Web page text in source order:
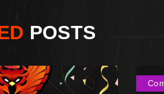
POSTS